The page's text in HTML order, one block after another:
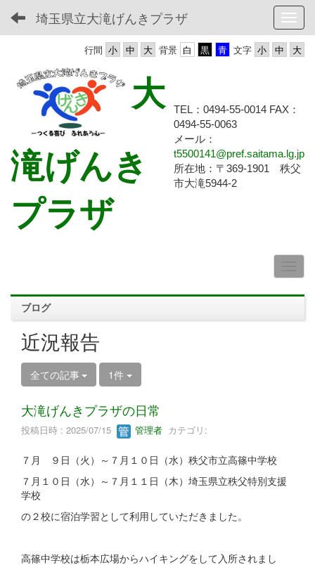
埼玉県立大滝げんきプラザ
文字
背景
行間
大
滝げんき
プラザ
TEL：0494-55-0014 FAX：
0494-55-0063
メール：
t5500141@pref.saitama.lg.jp
所在地：〒369-1901 秩父
市大滝5944-2
ブログ
近況報告
全ての記事 1件
大滝げんきプラザの日常
投稿日時 : 2025/07/15 管理者 カテゴリ:
７月 ９日（火）～７月１０日（水）秩父市立高篠中学校
７月１０日（水）～７月１１日（木）埼玉県立秩父特別支援
学校
の２校に宿泊学習として利用していただきました。
高篠中学校は栃本広場からハイキングをして入所されまし